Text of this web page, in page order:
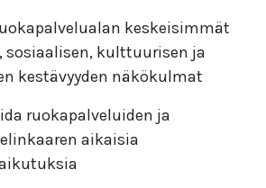
keskeisimmät
sosiaalisen, kulttuurisen ja
kestävyyden näkökulmat
ruokapalveluiden ja
aikaisia